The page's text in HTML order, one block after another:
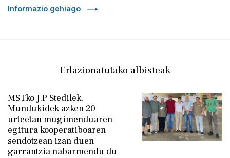
Informazio gehiago
Erlazionatutako albisteak
MSTko J.P Stedilek,
Mundukidek azken 20
urteetan mugimenduaren
egitura kooperatiboaren
sendotzean izan duen
garrantzia nabarmendu du